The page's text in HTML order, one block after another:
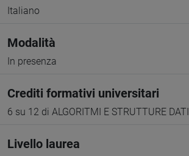
Italiano
Modalità
In presenza
Crediti formativi universitari
6 su 12 di ALGORITMI E STRUTTURE DATI
Livello laurea